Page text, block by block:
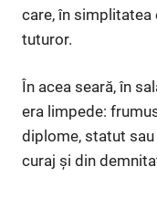
care, în simplitatea
tuturor.
În acea seară, în
era limpede:
diplome, statut
curaj și din